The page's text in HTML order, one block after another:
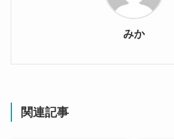
みか
関連記事